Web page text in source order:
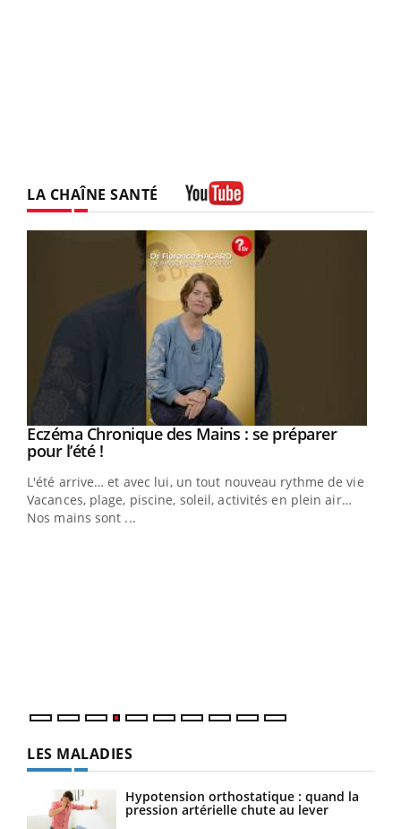
LA CHAÎNE SANTÉ
Youtube
Eczéma Chronique des Mains : se préparer
pour l’été !Youtube
L'été arrive… et avec lui, un tout nouveau rythme de vie !
Vacances, plage, piscine, soleil, activités en plein air…
Nos mains sont ...
LES MALADIES
Hypotension orthostatique : quand la
pression artérielle chute au lever